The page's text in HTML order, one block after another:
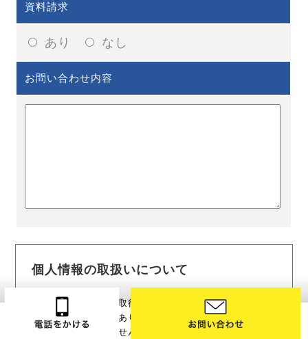
資料請求
あり なし
お問い合わせ内容
個人情報の取扱いについて
この入力フォームで取得する個人情報の取り扱いは下記
の利用目的のためであり，この目的の範囲を超えて利用
することはございません。